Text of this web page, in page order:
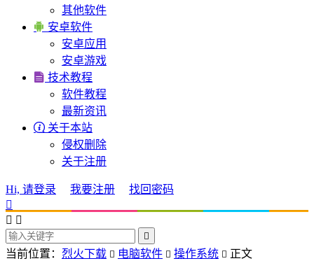
其他软件
 安卓软件
安卓应用
安卓游戏
 技术教程
软件教程
最新资讯
 关于本站
侵权删除
关于注册
Hi, 请登录 我要注册
找回密码

 

当前位置： 烈火下载  电脑软件  操作系统  正文